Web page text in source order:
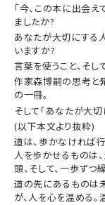
「今、この本に出会え
ましたか?
あなたが大切にする
いますか?
言葉を使うこと、そ
作家森博嗣の思考と
の一冊。
そして「あなたが大
(以下本文より抜粋)
道は、歩かなければ
人を歩かせるものは
頭、そして、一歩ずつ
道の先にあるものは
が、人を心を温める。